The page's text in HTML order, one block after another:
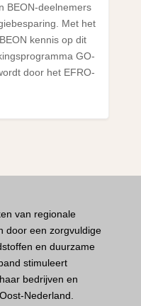
BEON-deelnemers
Met het
kennis op dit
GO-
door het EFRO-
van regionale
door een zorgvuldige
en duurzame
stimuleert
bedrijven en
Nederland.